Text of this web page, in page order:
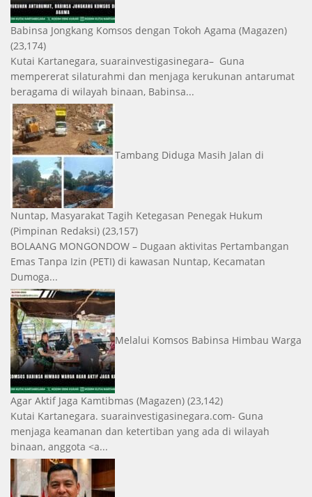
Babinsa Jongkang Komsos dengan Tokoh Agama (Magazen)
(23,174)
Kutai Kartanegara, suarainvestigasinegara– Guna
mempererat silaturahmi dan menjaga kerukunan antarumat
beragama di wilayah binaan, Babinsa...
Tambang Diduga Masih Jalan di
Nuntap, Masyarakat Tagih Ketegasan Penegak Hukum
(Pimpinan Redaksi) (23,157)
BOLAANG MONGONDOW – Dugaan aktivitas Pertambangan
Emas Tanpa Izin (PETI) di kawasan Nuntap, Kecamatan
Dumoga...
Melalui Komsos Babinsa Himbau Warga
Agar Aktif Jaga Kamtibmas (Magazen) (23,142)
Kutai Kartanegara. suarainvestigasinegara.com- Guna
menjaga keamanan dan ketertiban yang ada di wilayah
binaan, anggota <a...